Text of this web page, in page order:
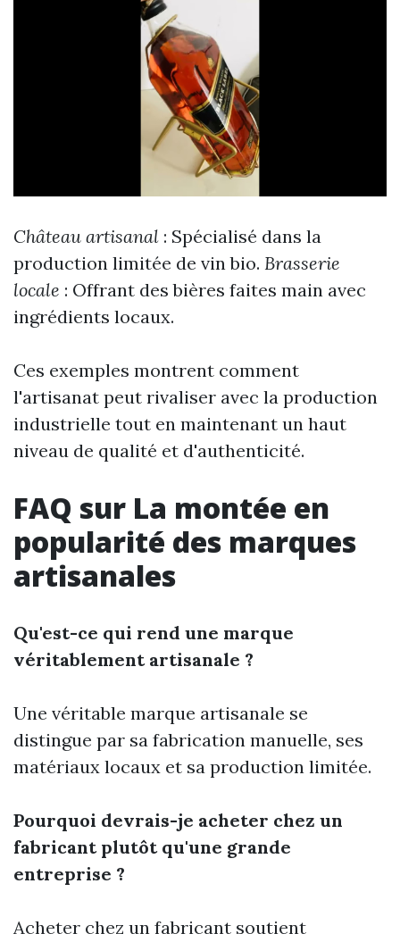
Château artisanal : Spécialisé dans la
production limitée de vin bio. Brasserie
locale : Offrant des bières faites main avec
ingrédients locaux.
Ces exemples montrent comment
l'artisanat peut rivaliser avec la production
industrielle tout en maintenant un haut
niveau de qualité et d'authenticité.
FAQ sur La montée en
popularité des marques
artisanales
Qu'est-ce qui rend une marque
véritablement artisanale ?
Une véritable marque artisanale se
distingue par sa fabrication manuelle, ses
matériaux locaux et sa production limitée.
Pourquoi devrais-je acheter chez un
fabricant plutôt qu'une grande
entreprise ?
Acheter chez un fabricant soutient